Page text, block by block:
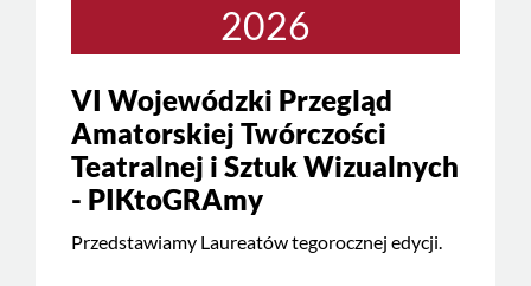
2026
VI Wojewódzki Przegląd
Amatorskiej Twórczości
Teatralnej i Sztuk Wizualnych
- PIKtoGRAmy
Przedstawiamy Laureatów tegorocznej edycji.